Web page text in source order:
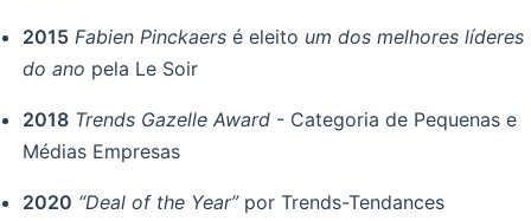
2015 Fabien Pinckaers é eleito um dos melhores líderes
do ano pela Le Soir
2018 Trends Gazelle Award - Categoria de Pequenas e
Médias Empresas
2020 “Deal of the Year”por Trends-Tendances